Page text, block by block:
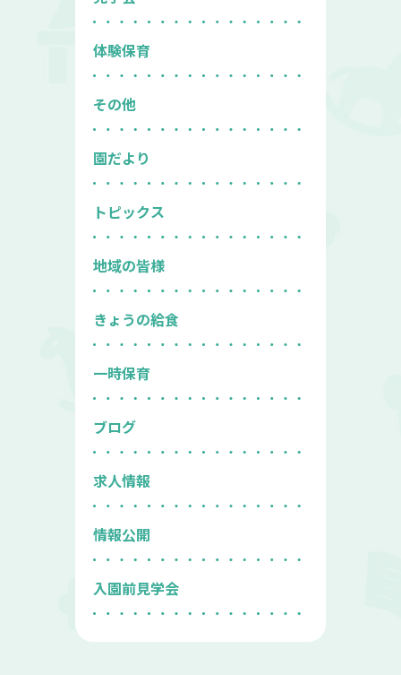
体験保育
その他
園だより
トピックス
地域の皆様
きょうの給食
一時保育
ブログ
求人情報
情報公開
入園前見学会